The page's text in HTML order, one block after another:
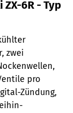
ZX-6R - Typ
zwei
pro
Zündung,